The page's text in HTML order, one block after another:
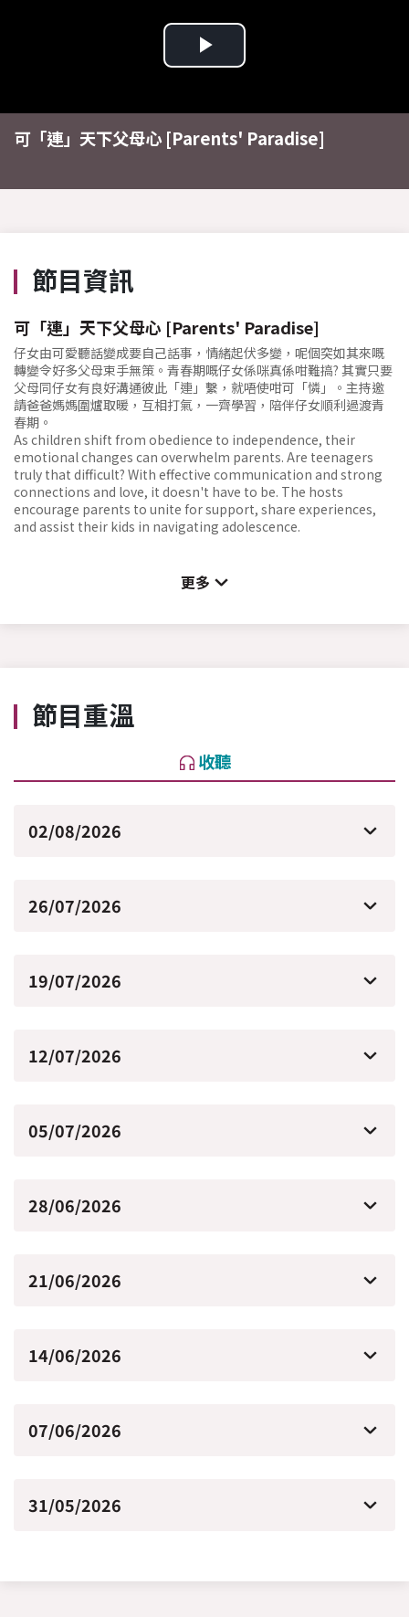
Play
Video
可「連」天下父母心 [Parents' Paradise]
節目資訊
可「連」天下父母心 [Parents' Paradise]
仔女由可愛聽話變成要自己話事，情緒起伏多變，呢個突如其來嘅
轉變令好多父母束手無策。青春期嘅仔女係咪真係咁難搞? 其實只要
父母同仔女有良好溝通彼此「連」繫，就唔使咁可「憐」。主持邀
請爸爸媽媽圍爐取暖，互相打氣，一齊學習，陪伴仔女順利過渡青
春期。
As children shift from obedience to independence, their
emotional changes can overwhelm parents. Are teenagers
truly that difficult? With effective communication and strong
connections and love, it doesn't have to be. The hosts
encourage parents to unite for support, share experiences,
and assist their kids in navigating adolescence.
更多
節目重溫
收聽
02/08/2026
26/07/2026
19/07/2026
12/07/2026
05/07/2026
28/06/2026
21/06/2026
14/06/2026
07/06/2026
31/05/2026